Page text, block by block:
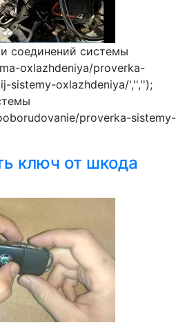
соединений системы
oxlazhdeniya/proverka-
sistemy-oxlazhdeniya/','','');
proverka-sistemy-
ключ от шкода